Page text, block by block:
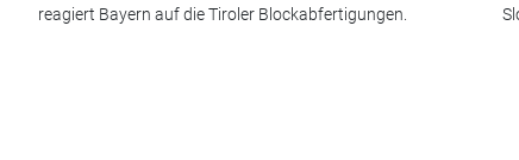
reagiert Bayern auf die Tiroler Blockabfertigungen.